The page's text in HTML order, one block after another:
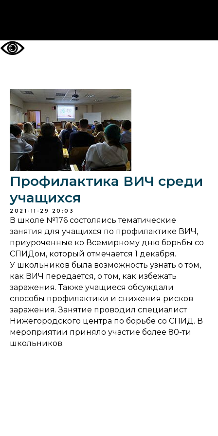
Профилактика ВИЧ среди
учащихся
2021-11-29 20:03
В школе №176 состоляись тематические
занятия для учащихся по профилактике ВИЧ,
приуроченные ко Всемирному дню борьбы со
СПИДом, который отмечается 1 декабря.
У школьников была возможность узнать о том,
как ВИЧ передается, о том, как избежать
заражения. Также учащиеся обсуждали
способы профилактики и снижения рисков
заражения. Занятие проводил специалист
Нижегородского центра по борьбе со СПИД. В
мероприятии приняло участие более 80-ти
школьников.